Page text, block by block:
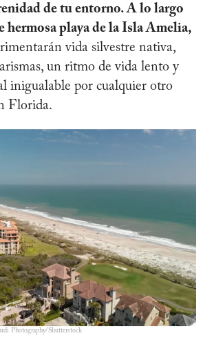
de tu entorno. A lo largo
hermosa playa de la Isla Amelia,
vida silvestre nativa,
un ritmo de vida lento y
inigualable por cualquier otro
Florida.
Photography/Shutterstock